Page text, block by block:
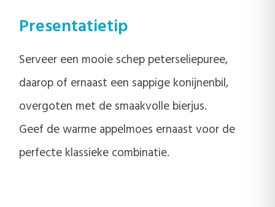
Presentatietip
Serveer een mooie schep peterseliepuree,
daarop of ernaast een sappige konijnenbil,
overgoten met de smaakvolle bierjus.
Geef de warme appelmoes ernaast voor de
perfecte klassieke combinatie.